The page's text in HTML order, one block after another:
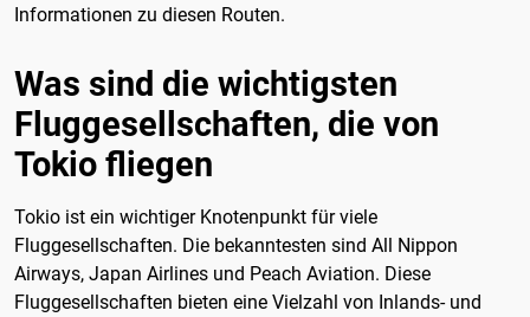
Informationen zu diesen Routen.
Was sind die wichtigsten
Fluggesellschaften, die von
Tokio fliegen
Tokio ist ein wichtiger Knotenpunkt für viele
Fluggesellschaften. Die bekanntesten sind All Nippon
Airways, Japan Airlines und Peach Aviation. Diese
Fluggesellschaften bieten eine Vielzahl von Inlands- und